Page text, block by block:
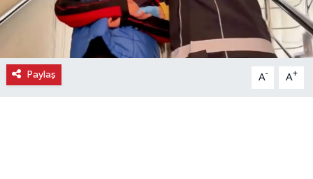
Paylaş A- A+
Gurme
Haber